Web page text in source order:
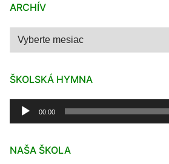
ARCHÍV
Archív
ŠKOLSKÁ HYMNA
Audio
prehrávač
00:00
NAŠA ŠKOLA